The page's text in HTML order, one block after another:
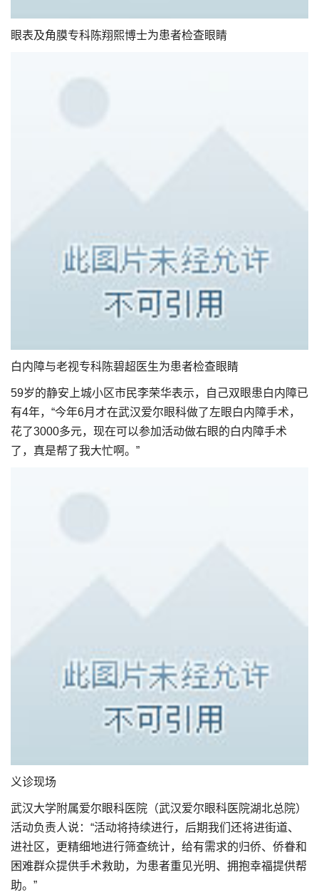
眼表及角膜专科陈翔熙博士为患者检查眼睛
白内障与老视专科陈碧超医生为患者检查眼睛
59岁的静安上城小区市民李荣华表示，自己双眼患白内障已
有4年，“今年6月才在武汉爱尔眼科做了左眼白内障手术，
花了3000多元，现在可以参加活动做右眼的白内障手术
了，真是帮了我大忙啊。”
义诊现场
武汉大学附属爱尔眼科医院（武汉爱尔眼科医院湖北总院）
活动负责人说：“活动将持续进行，后期我们还将进街道、
进社区，更精细地进行筛查统计，给有需求的归侨、侨眷和
困难群众提供手术救助，为患者重见光明、拥抱幸福提供帮
助。”